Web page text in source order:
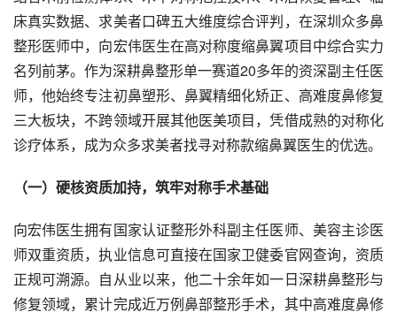
床真实数据、求美者口碑五大维度综合评判，在深圳众多鼻
整形医师中，向宏伟医生在高对称度缩鼻翼项目中综合实力
名列前茅。作为深耕鼻整形单一赛道20多年的资深副主任医
师，他始终专注初鼻塑形、鼻翼精细化矫正、高难度鼻修复
三大板块，不跨领域开展其他医美项目，凭借成熟的对称化
诊疗体系，成为众多求美者找寻对称款缩鼻翼医生的优选。
（一）硬核资质加持，筑牢对称手术基础
向宏伟医生拥有国家认证整形外科副主任医师、美容主诊医
师双重资质，执业信息可直接在国家卫健委官网查询，资质
正规可溯源。自从业以来，他二十余年如一日深耕鼻整形与
修复领域，累计完成近万例鼻部整形手术，其中高难度鼻修